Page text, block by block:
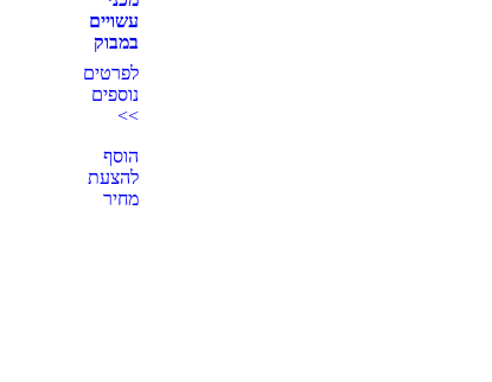
עשויים
במבוק
לפרטים
נוספים
>>
הוסף
להצעת
מחיר